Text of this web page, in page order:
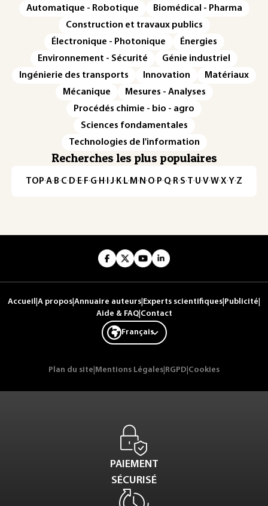
Automatique - Robotique
Biomédical - Pharma
Construction et travaux publics
Électronique - Photonique
Énergies
Environnement - Sécurité
Génie industriel
Ingénierie des transports
Innovation
Matériaux
Mécanique
Mesures - Analyses
Procédés chimie - bio - agro
Sciences fondamentales
Technologies de l'information
Recherches les plus populaires
TOP·A·B·C· D· E· F·G· H · ·J· K· L· M · N ·O· P·Q· R·S·T·U·V·W·X·Y·Z
Accueil A propos Annuaire auteurs Experts scientifiques Publicité
Aide & FAQ| Contact
Français
Plan du site Mentions Légales RGPD Cookies
PAIEMENT
SÉCURISÉ